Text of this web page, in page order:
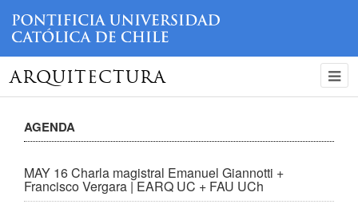
ARQUITECTURA
AGENDA
MAY 16 Charla magistral Emanuel Giannotti +
Francisco Vergara | EARQ UC + FAU UCh